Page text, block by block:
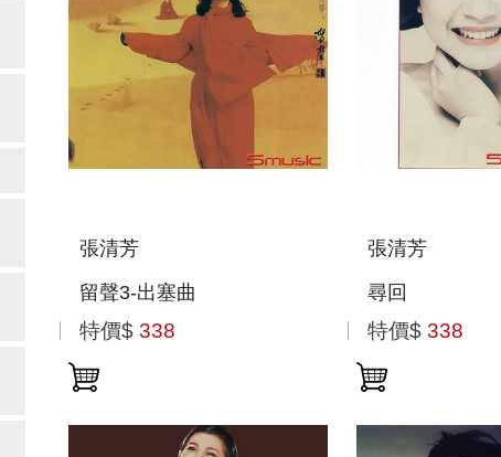
張清芳
留聲3-出塞曲
特價$ 338
張清芳
尋回
特價$ 338